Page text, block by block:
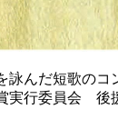
詠んだ短歌の
実行委員会 後